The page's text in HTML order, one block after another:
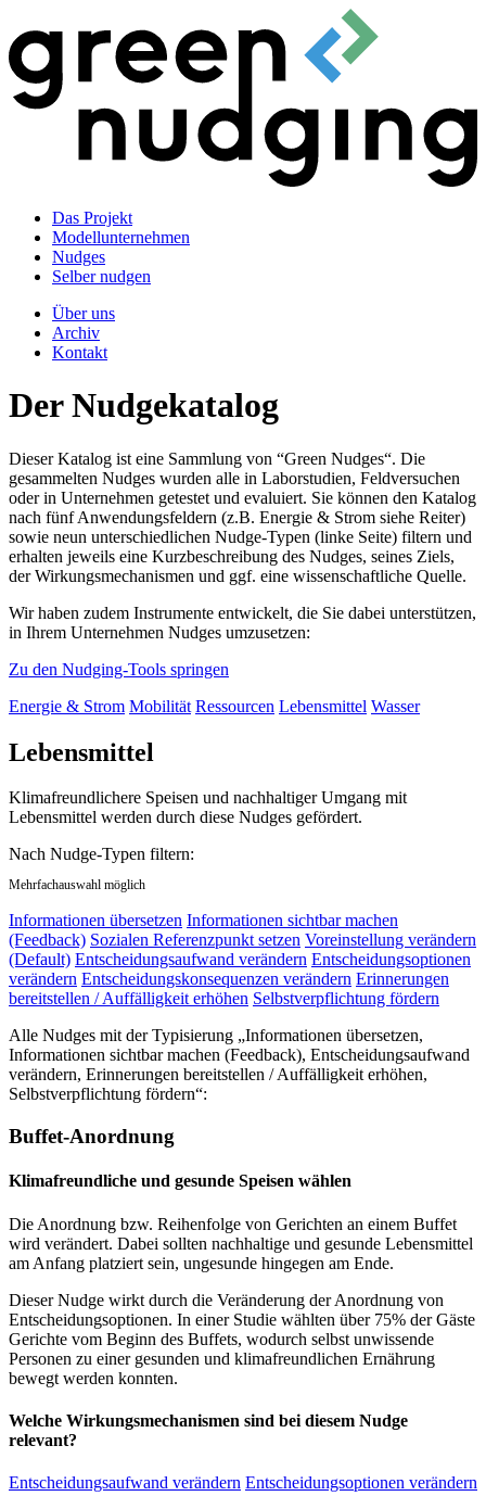
Das Projekt
Modellunternehmen
Nudges
Selber nudgen
Über uns
Archiv
Kontakt
Der Nudgekatalog
Dieser Katalog ist eine Sammlung von “Green Nudges“. Die
gesammelten Nudges wurden alle in Laborstudien, Feldversuchen
oder in Unternehmen getestet und evaluiert. Sie können den Katalog
nach fünf Anwendungsfeldern (z.B. Energie & Strom siehe Reiter)
sowie neun unterschiedlichen Nudge-Typen (linke Seite) filtern und
erhalten jeweils eine Kurzbeschreibung des Nudges, seines Ziels,
der Wirkungsmechanismen und ggf. eine wissenschaftliche Quelle.
Wir haben zudem Instrumente entwickelt, die Sie dabei unterstützen,
in Ihrem Unternehmen Nudges umzusetzen:
Zu den Nudging-Tools springen
Energie & Strom Mobilität Ressourcen Lebensmittel Wasser
Lebensmittel
Klimafreundlichere Speisen und nachhaltiger Umgang mit
Lebensmittel werden durch diese Nudges gefördert.
Nach Nudge-Typen filtern:
Mehrfachauswahl möglich
Informationen übersetzen Informationen sichtbar machen
(Feedback) Sozialen Referenzpunkt setzen Voreinstellung verändern
(Default) Entscheidungsaufwand verändern Entscheidungsoptionen
verändern Entscheidungskonsequenzen verändern Erinnerungen
bereitstellen / Auffälligkeit erhöhen Selbstverpflichtung fördern
Alle Nudges mit der Typisierung „Informationen übersetzen,
Informationen sichtbar machen (Feedback), Entscheidungsaufwand
verändern, Erinnerungen bereitstellen / Auffälligkeit erhöhen,
Selbstverpflichtung fördern“:
Buffet-Anordnung
Klimafreundliche und gesunde Speisen wählen
Die Anordnung bzw. Reihenfolge von Gerichten an einem Buffet
wird verändert. Dabei sollten nachhaltige und gesunde Lebensmittel
am Anfang platziert sein, ungesunde hingegen am Ende.
Dieser Nudge wirkt durch die Veränderung der Anordnung von
Entscheidungsoptionen. In einer Studie wählten über 75% der Gäste
Gerichte vom Beginn des Buffets, wodurch selbst unwissende
Personen zu einer gesunden und klimafreundlichen Ernährung
bewegt werden konnten.
Welche Wirkungsmechanismen sind bei diesem Nudge
relevant?
Entscheidungsaufwand verändern Entscheidungsoptionen verändern